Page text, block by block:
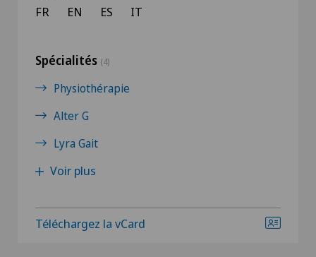
FR EN ES IT
Spécialités (4)
Physiothérapie
Alter G
Lyra Gait
Voir plus
Téléchargez la vCard